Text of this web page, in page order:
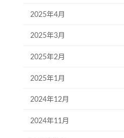
2025年4月
2025年3月
2025年2月
2025年1月
2024年12月
2024年11月